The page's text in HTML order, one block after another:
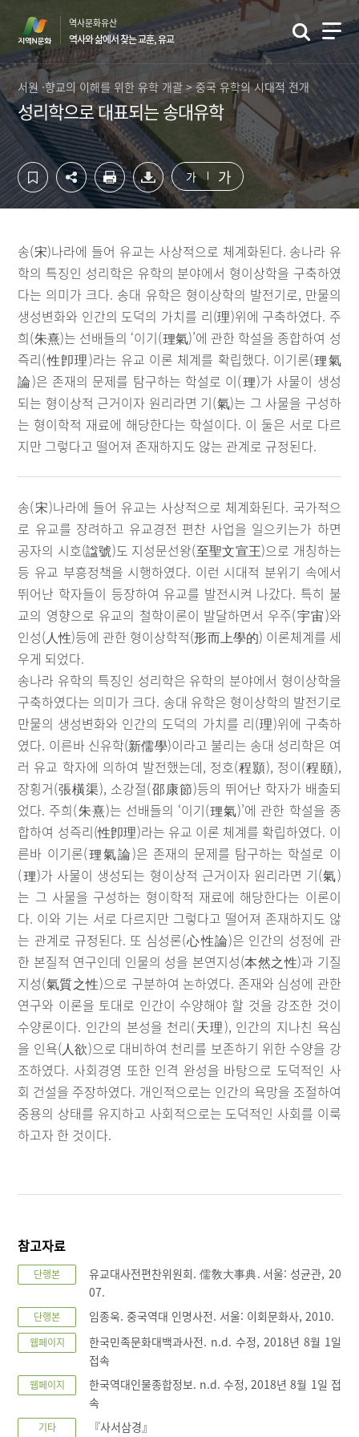
영
역
바
가
역
바
로
기
역사문화유산
역사와 삶에서 찾는 교훈, 유교
서원 ·향교의 이해를 위한 유학 개괄 > 중국 유학의 시대적 전개
성리학으로 대표되는 송대유학
가 가
송(宋)나라에 들어 유교는 사상적으로 체계화된다. 송나라 유
학의 특징인 성리학은 유학의 분야에서 형이상학을 구축하였
다는 의미가 크다. 송대 유학은 형이상학의 발전기로, 만물의
생성변화와 인간의 도덕의 가치를 리(理)위에 구축하였다. 주
희(朱熹)는 선배들의 ‘이기(理氣)’에 관한 학설을 종합하여 성
즉리(性卽理)라는 유교 이론 체계를 확립했다. 이기론(理氣
論)은 존재의 문제를 탐구하는 학설로 이(理)가 사물이 생성
되는 형이상적 근거이자 원리라면 기(氣)는 그 사물을 구성하
는 형이학적 재료에 해당한다는 학설이다. 이 둘은 서로 다르
지만 그렇다고 떨어져 존재하지도 않는 관계로 규정된다.
송(宋)나라에 들어 유교는 사상적으로 체계화된다. 국가적으
로 유교를 장려하고 유교경전 편찬 사업을 일으키는가 하면
공자의 시호(諡號)도 지성문선왕(至聖文宣王)으로 개칭하는
등 유교 부흥정책을 시행하였다. 이런 시대적 분위기 속에서
뛰어난 학자들이 등장하여 유교를 발전시켜 나갔다. 특히 불
교의 영향으로 유교의 철학이론이 발달하면서 우주(宇宙)와
인성(人性)등에 관한 형이상학적(形而上學的) 이론체계를 세
우게 되었다.
송나라 유학의 특징인 성리학은 유학의 분야에서 형이상학을
구축하였다는 의미가 크다. 송대 유학은 형이상학의 발전기로
만물의 생성변화와 인간의 도덕의 가치를 리(理)위에 구축하
였다. 이른바 신유학(新儒學)이라고 불리는 송대 성리학은 여
러 유교 학자에 의하여 발전했는데, 정호(程顥), 정이(程頤),
장횡거(張橫渠), 소강절(邵康節)등의 뛰어난 학자가 배출되
었다. 주희(朱熹)는 선배들의 ‘이기(理氣)’에 관한 학설을 종
합하여 성즉리(性卽理)라는 유교 이론 체계를 확립하였다. 이
른바 이기론(理氣論)은 존재의 문제를 탐구하는 학설로 이
(理)가 사물이 생성되는 형이상적 근거이자 원리라면 기(氣)
는 그 사물을 구성하는 형이학적 재료에 해당한다는 이론이
다. 이와 기는 서로 다르지만 그렇다고 떨어져 존재하지도 않
는 관계로 규정된다. 또 심성론(心性論)은 인간의 성정에 관
한 본질적 연구인데 인물의 성을 본연지성(本然之性)과 기질
지성(氣質之性)으로 구분하여 논하였다. 존재와 심성에 관한
연구와 이론을 토대로 인간이 수양해야 할 것을 강조한 것이
수양론이다. 인간의 본성을 천리(天理), 인간의 지나친 욕심
을 인욕(人欲)으로 대비하여 천리를 보존하기 위한 수양을 강
조하였다. 사회경영 또한 인격 완성을 바탕으로 도덕적인 사
회 건설을 주장하였다. 개인적으로는 인간의 욕망을 조절하여
중용의 상태를 유지하고 사회적으로는 도덕적인 사회를 이룩
하고자 한 것이다.
참고자료
단행본
유교대사전편찬위원회. 儒敎大事典. 서울: 성균관, 20
07.
단행본 임종욱. 중국역대 인명사전. 서울: 이회문화사, 2010.
웹페이지
한국민족문화대백과사전. n.d. 수정, 2018년 8월 1일
접속
웹페이지
한국역대인물종합정보. n.d. 수정, 2018년 8월 1일 접
속
기타 『사서삼경』